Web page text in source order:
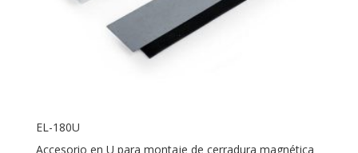
EL-180U
Accesorio en U para montaje de cerradura magnética